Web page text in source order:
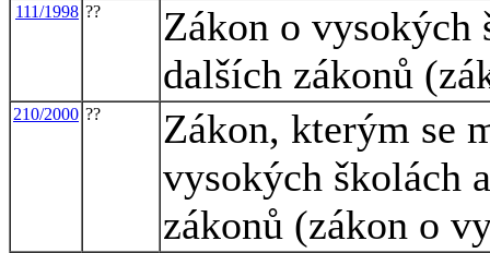
111/1998 ??
Zákon o vysokých
dalších zákonů
210/2000 ??
Zákon, kterým se
vysokých školách
zákonů (zákon o